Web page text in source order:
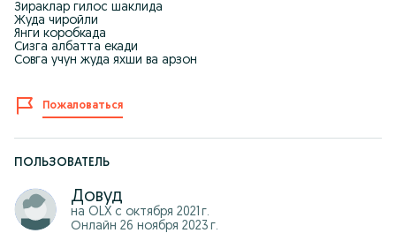
Зираклар гилос шаклида
Жуда чиройли
Янги коробкада
Сизга албатта екади
Совга учун жуда яхши ва арзон
Пожаловаться
ПОЛЬЗОВАТЕЛЬ
Довуд
на OLX с октября 2021 г.
Онлайн 26 ноября 2023 г.